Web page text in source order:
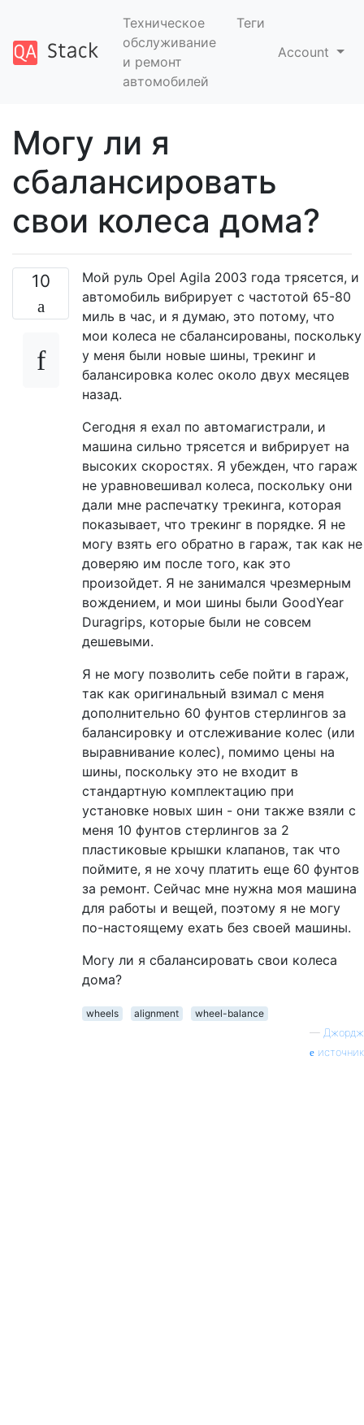
Техническое
обслуживание
и ремонт
автомобилей
Теги
Account
Могу ли я
сбалансировать
свои колеса дома?
10
Мой руль Opel Agila 2003 года трясется, и
автомобиль вибрирует с частотой 65-80
миль в час, и я думаю, это потому, что
мои колеса не сбалансированы, поскольку
у меня были новые шины, трекинг и
балансировка колес около двух месяцев
назад.
Сегодня я ехал по автомагистрали, и
машина сильно трясется и вибрирует на
высоких скоростях. Я убежден, что гараж
не уравновешивал колеса, поскольку они
дали мне распечатку трекинга, которая
показывает, что трекинг в порядке. Я не
могу взять его обратно в гараж, так как не
доверяю им после того, как это
произойдет. Я не занимался чрезмерным
вождением, и мои шины были GoodYear
Duragrips, которые были не совсем
дешевыми.
Я не могу позволить себе пойти в гараж,
так как оригинальный взимал с меня
дополнительно 60 фунтов стерлингов за
балансировку и отслеживание колес (или
выравнивание колес), помимо цены на
шины, поскольку это не входит в
стандартную комплектацию при
установке новых шин - они также взяли с
меня 10 фунтов стерлингов за 2
пластиковые крышки клапанов, так что
поймите, я не хочу платить еще 60 фунтов
за ремонт. Сейчас мне нужна моя машина
для работы и вещей, поэтому я не могу
по-настоящему ехать без своей машины.
Могу ли я сбалансировать свои колеса
дома?
wheels alignment
wheel-balance
— Джордж
источник